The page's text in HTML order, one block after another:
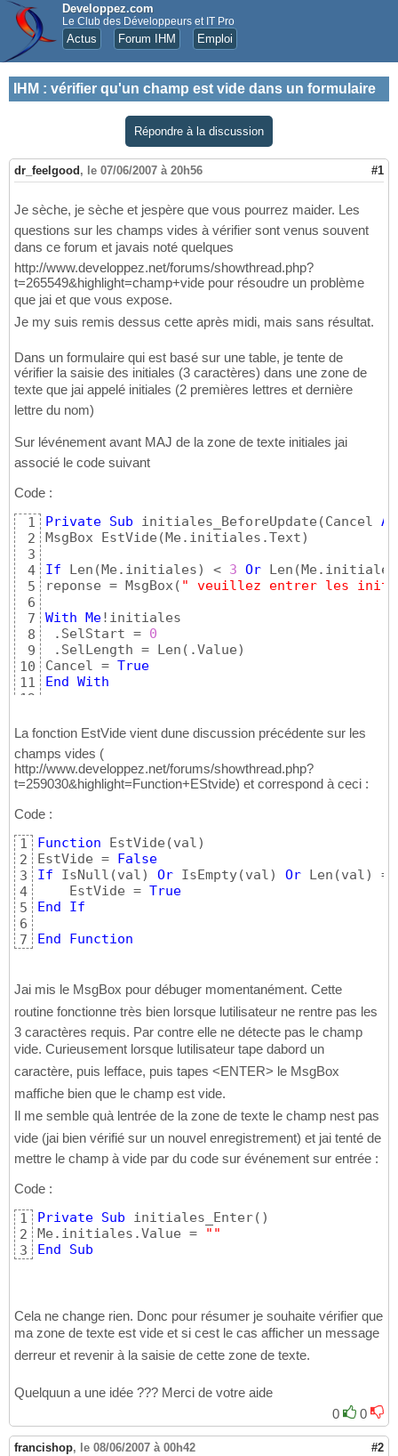
Developpez.com
Le Club des Développeurs et IT Pro
Actus Forum IHM Emploi
IHM : vérifier qu'un champ est vide dans un formulaire
Répondre à la discussion
dr_feelgood , le 07/06/2007 à 20h56 #1
Je sèche, je sèche et jespère que vous pourrez maider. Les
questions sur les champs vides à vérifier sont venus souvent
dans ce forum et javais noté quelques
http://www.developpez.net/forums/showthread.php?
t=265549&highlight=champ+vide pour résoudre un problème
que jai et que vous expose.
Je my suis remis dessus cette après midi, mais sans résultat.
Dans un formulaire qui est basé sur une table, je tente de
vérifier la saisie des initiales (3 caractères) dans une zone de
texte que jai appelé initiales (2 premières lettres et dernière
lettre du nom)
Sur lévénement avant MAJ de la zone de texte initiales jai
associé le code suivant
Code :
1
2
3
4
5
6
7
8
9
10
11
12
14
Private Sub initiales_BeforeUpdate (Cancel As
MsgBox EstVide ( Me.initiales.Text)
If Len ( Me.initiales) < 3 Or Len ( Me.initiales
reponse = MsgBox( " veuillez entrer les
With
Me!initiales
.SelStart = 0
.SelLength = Len ( .Value)
Cancel = True
End
With
End
Sub
La fonction EstVide vient dune discussion précédente sur les
champs vides (
http://www.developpez.net/forums/showthread.php?
t=259030&highlight=Function+EStvide) et correspond à ceci :
Code :
1
2
3
4
5
6
7
Function EstVide (val)
EstVide =
False
If IsNull (val) Or IsEmpty(val) Or Len (val) =
    EstVide =
True
End
If
End
Function
Jai mis le MsgBox pour débuger momentanément. Cette
routine fonctionne très bien lorsque lutilisateur ne rentre pas les
3 caractères requis. Par contre elle ne détecte pas le champ
vide. Curieusement lorsque lutilisateur tape dabord un
caractère, puis lefface, puis tapes <ENTER> le MsgBox
maffiche bien que le champ est vide.
Il me semble quà lentrée de la zone de texte le champ nest pas
vide (jai bien vérifié sur un nouvel enregistrement) et jai tenté de
mettre le champ à vide par du code sur événement sur entrée :
Code :
1
2
3
Private Sub initiales_Enter( )
Me.initiales.Value =
""
End
Sub
Cela ne change rien. Donc pour résumer je souhaite vérifier que
ma zone de texte est vide et si cest le cas afficher un message
derreur et revenir à la saisie de cette zone de texte.
Quelquun a une idée ??? Merci de votre aide
0
0
francishop, le 08/06/2007 à 00h42 #2